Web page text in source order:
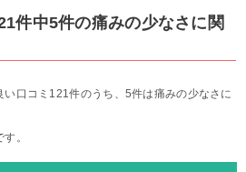
件中5件の痛みの少なさに関
口コミ121件のうち、5件は痛みの少なさに
。